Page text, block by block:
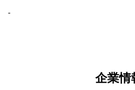
-
企業情